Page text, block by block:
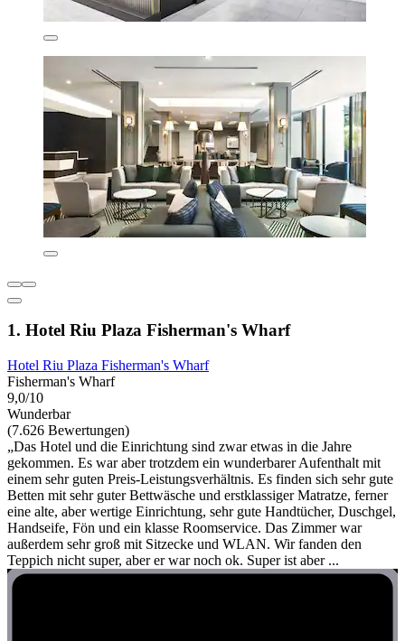
1. Hotel Riu Plaza Fisherman's Wharf
Hotel Riu Plaza Fisherman's Wharf
Fisherman's Wharf
9,0/10
Wunderbar
(7.626 Bewertungen)
„Das Hotel und die Einrichtung sind zwar etwas in die Jahre
gekommen. Es war aber trotzdem ein wunderbarer Aufenthalt mit
einem sehr guten Preis-Leistungsverhältnis. Es finden sich sehr gute
Betten mit sehr guter Bettwäsche und erstklassiger Matratze, ferner
eine alte, aber wertige Einrichtung, sehr gute Handtücher, Duschgel,
Handseife, Fön und ein klasse Roomservice. Das Zimmer war
außerdem sehr groß mit Sitzecke und WLAN. Wir fanden den
Teppich nicht super, aber er war noch ok. Super ist aber ...